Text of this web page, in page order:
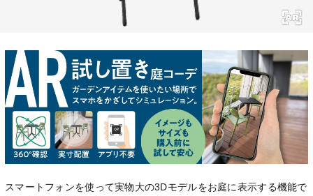
スマートフォンを使って実物大の3Dモデルをお庭に表示する機能で